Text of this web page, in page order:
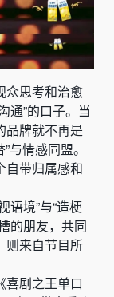
众思考和治愈
通”的口子。当
品牌就不再是
与情感同盟。
自带归属感和
语境”与“造梗
的朋友，共同
则来自节目所
喜剧之王单口